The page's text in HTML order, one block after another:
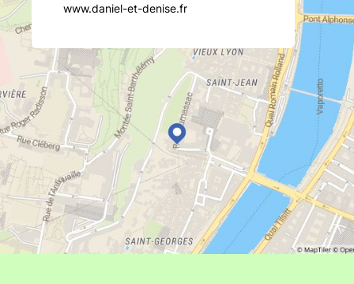
www.daniel-et-denise.fr